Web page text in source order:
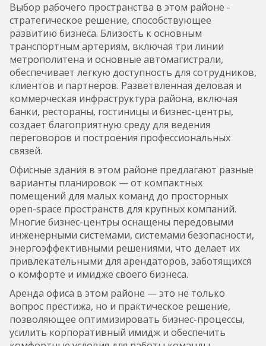
Выбор рабочего пространства в этом районе -
стратегическое решение, способствующее
развитию бизнеса. Близость к основным
транспортным артериям, включая три линии
метрополитена и основные автомагистрали,
обеспечивает легкую доступность для сотрудников,
клиентов и партнеров. Разветвленная деловая и
коммерческая инфраструктура района, включая
банки, рестораны, гостиницы и бизнес-центры,
создает благоприятную среду для ведения
переговоров и построения профессиональных
связей.
Офисные здания в этом районе предлагают разные
варианты планировок — от компактных
помещений для малых команд до просторных
open-space пространств для крупных компаний.
Многие бизнес-центры оснащены передовыми
инженерными системами, системами безопасности,
энергоэффективными решениями, что делает их
привлекательными для арендаторов, заботящихся
о комфорте и имидже своего бизнеса.
Аренда офиса в этом районе — это не только
вопрос престижа, но и практическое решение,
позволяющее оптимизировать бизнес-процессы,
усилить корпоративный имидж и обеспечить